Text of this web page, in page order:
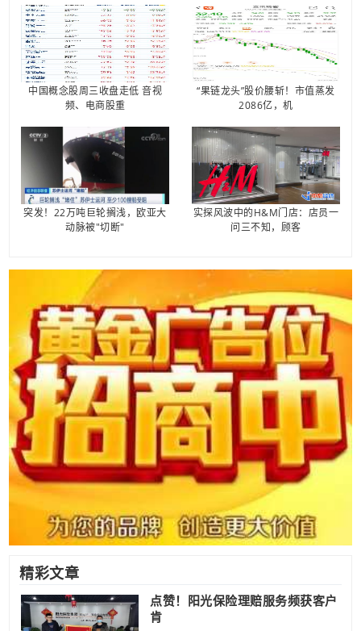
中国概念股周三收盘走低 音视
频、电商股重
“果链龙头”股价腰斩！市值蒸发
2086亿，机
突发！22万吨巨轮搁浅，欧亚大
动脉被"切断"
实探风波中的H&M门店：店员一
问三不知，顾客
精彩文章
点赞！阳光保险理赔服务频获客户
肯